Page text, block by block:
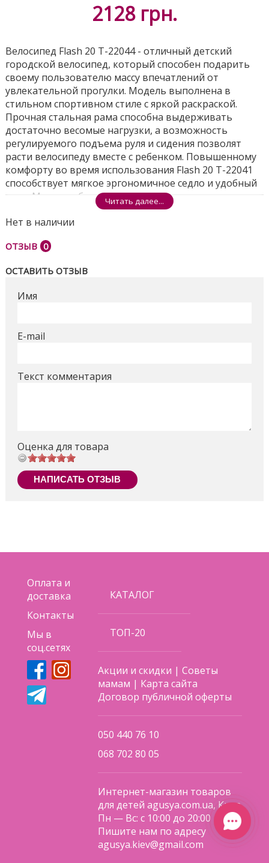
2128 грн.
Велосипед Flash 20 T-22044 - отличный детский
городской велосипед, который способен подарить
своему пользователю массу впечатлений от
увлекательной прогулки. Модель выполнена в
стильном спортивном стиле с яркой раскраской.
Прочная стальная рама способна выдерживать
достаточно весомые нагрузки, а возможность
регулируемого подъема руля и сидения позволят
расти велосипеду вместе с ребенком. Повышенному
комфорту во время использования Flash 20 T-22041
способствует мягкое эргономичное седло и удобный
руль. Модель оборудована передним ручным,
задним ножным тормозом, крыльями, звонком и
отражателями.
Размеры ящика - 93*17*51см
Читать далее...
Нет в наличии
ОТЗЫВ 0
ОСТАВИТЬ ОТЗЫВ
Имя
E-mail
Текст комментария
Оценка для товара
НАПИСАТЬ ОТЗЫВ
Оплата и
доставка
Контакты
Мы в
соц.сетях
КАТАЛОГ
ТОП-20
Акции и скидки |Советы
мамам | Карта сайта
Договор публичной оферты
050 440 76 10
068 702 80 05
Интернет-магазин товаров
для детей agusya.com.ua, Киев
Пн — Вс: с 10:00 до 20:00
Пишите нам по адресу
agusya.kiev@gmail.com